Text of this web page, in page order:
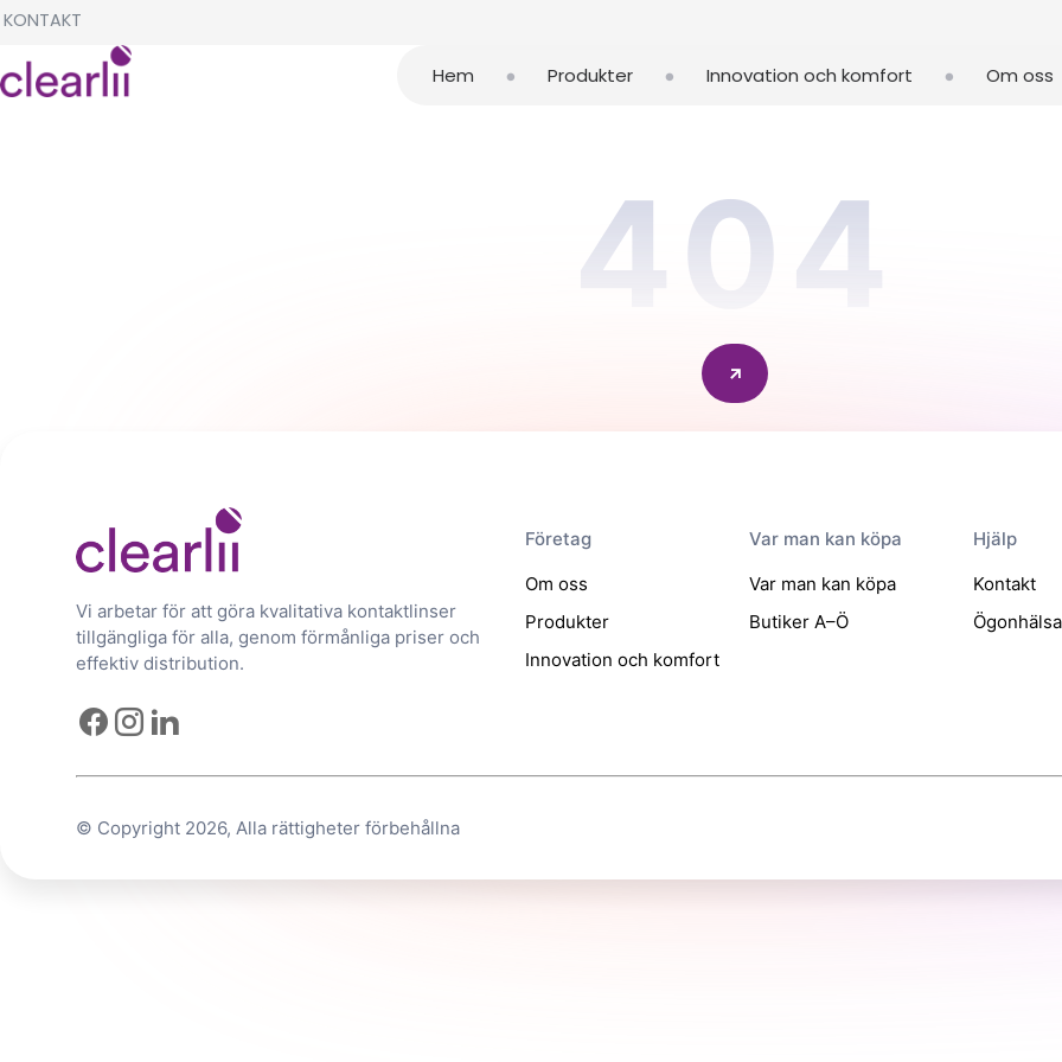
KONTAKT
Hem • Produkter • Innovation och komfort • Om oss
404
Vi arbetar för att göra kvalitativa kontaktlinser
tillgängliga för alla, genom förmånliga priser och
effektiv distribution.
Företag
Om oss
Produkter
Innovation och komfort
Var man kan köpa
Var man kan köpa
Butiker A–Ö
Hjälp
Kontakt
Ögonhälsa
© Copyright 2026, Alla rättigheter förbehållna